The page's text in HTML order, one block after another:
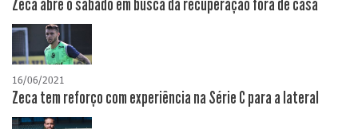
Zeca abre o sábado em busca da recuperação fora de casa
16/06/2021
Zeca tem reforço com experiência na Série C para a lateral